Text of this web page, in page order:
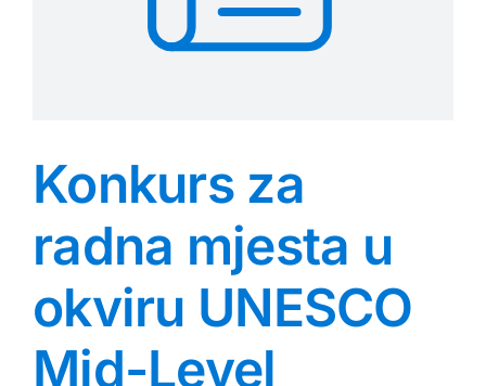
Konkurs za
radna mjesta u
okviru UNESCO
Mid-Level